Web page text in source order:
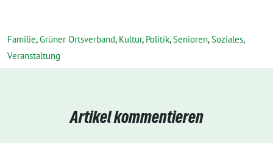
Familie,Grüner Ortsverband, Kultur, Politik,Senioren,Soziales,
Veranstaltung
Artikel kommentieren